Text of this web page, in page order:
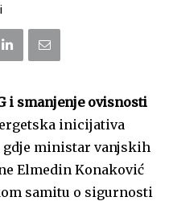
i smanjenje ovisnosti
inicijativa
gdje ministar vanjskih
Elmedin Konaković
samitu o sigurnosti